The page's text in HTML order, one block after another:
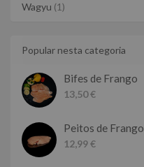
Wagyu (1)
Popular nesta categoria
Bifes de Frango
13,50 €
Peitos de Frango
12,99 €